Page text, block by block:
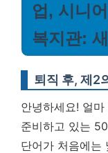
업, 시니
복지관:
퇴직 후, 제2
안녕하세요! 얼
준비하고 있는
단어가 처음에는